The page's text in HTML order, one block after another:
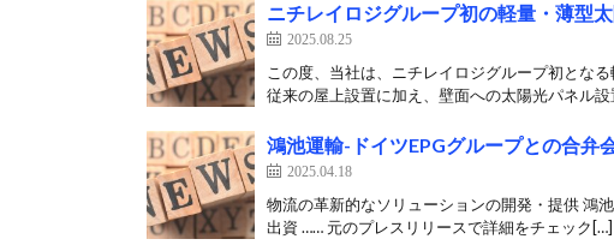
ニチレイロジグループ初の軽量・薄型
2025.08.25
この度、当社は、ニチレイロジグループ初とな
従来の屋上設置に加え、壁面への太陽光パネル
鴻池運輸-ドイツEPGグループとの合弁
2025.04.18
物流の革新的なソリューションの開発・提供 鴻
出資 …… 元のプレスリリースで詳細をチェック[…]